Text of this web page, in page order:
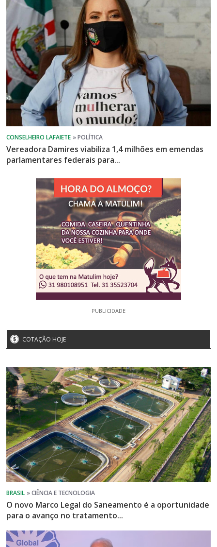
Vereadora Damires viabiliza 1,4 milhões em emendas
parlamentares federais para...
PUBLICIDADE
COTAÇÃO HOJE
O novo Marco Legal do Saneamento é a oportunidade
para o avanço no tratamento...